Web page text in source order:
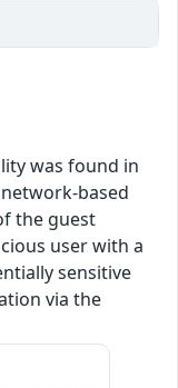
was found in
based
the guest
user with a
sensitive
via the